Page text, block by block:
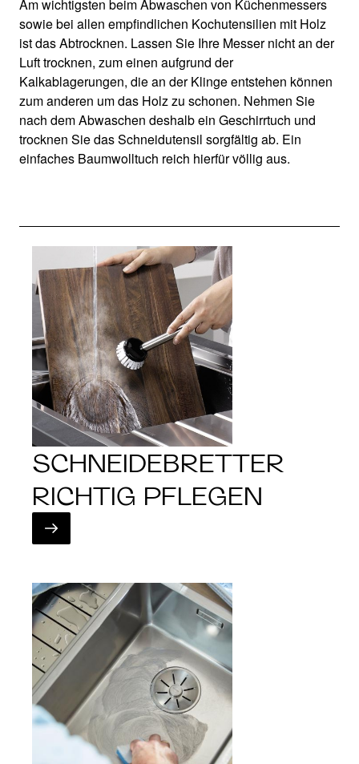
Am wichtigsten beim Abwaschen von Küchenmessers
sowie bei allen empfindlichen Kochutensilien mit Holz
ist das Abtrocknen. Lassen Sie Ihre Messer nicht an der
Luft trocknen, zum einen aufgrund der
Kalkablagerungen, die an der Klinge entstehen können
zum anderen um das Holz zu schonen. Nehmen Sie
nach dem Abwaschen deshalb ein Geschirrtuch und
trocknen Sie das Schneidutensil sorgfältig ab. Ein
einfaches Baumwolltuch reich hierfür völlig aus.
SCHNEIDEBRETTER
RICHTIG PFLEGEN